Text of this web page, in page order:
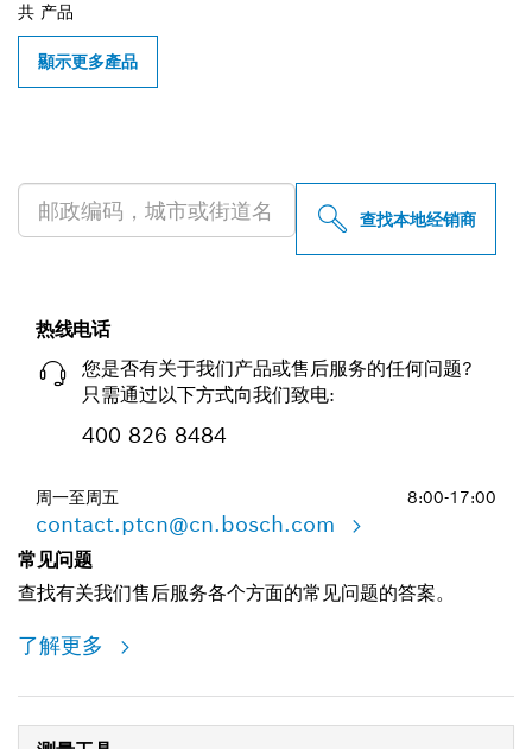
共 产品
顯示更多產品
查找本地经销商
热线电话
您是否有关于我们产品或售后服务的任何问题?
只需通过以下方式向我们致电:
400 826 8484
周一至周五 8:00-17:00
contact.ptcn@cn.bosch.com
常见问题
查找有关我们售后服务各个方面的常见问题的答案。
了解更多